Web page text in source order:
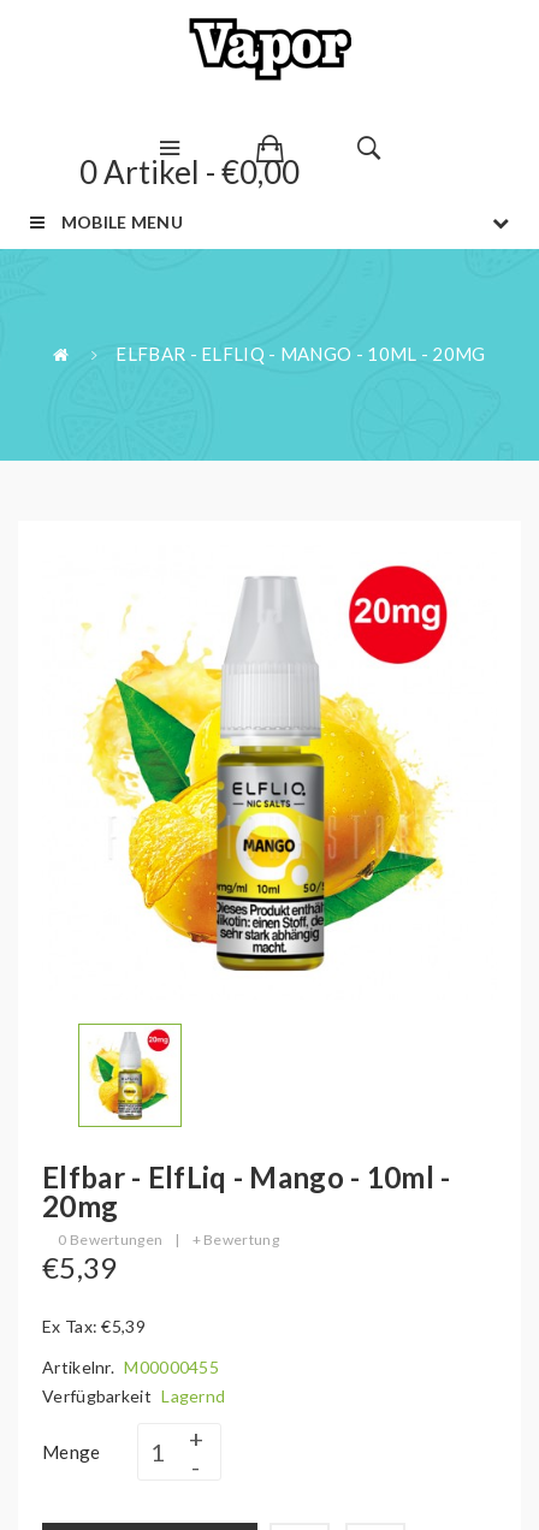
0 Artikel - €0,00
MOBILE MENU
ELFBAR - ELFLIQ - MANGO - 10ML - 20MG
Elfbar - ElfLiq - Mango - 10ml -
20mg
0 Bewertungen | + Bewertung
€5,39
Ex Tax: €5,39
Artikelnr. M00000455
Verfügbarkeit Lagernd
Menge